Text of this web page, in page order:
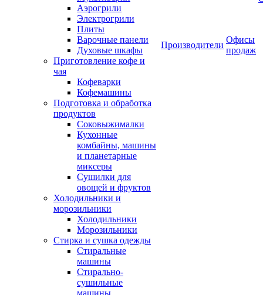
Аэрогрили
Электрогрили
Плиты
Варочные панели
Духовые шкафы
Приготовление кофе и
чая
Кофеварки
Кофемашины
Подготовка и обработка
продуктов
Соковыжималки
Кухонные
комбайны, машины
и планетарные
миксеры
Сушилки для
овощей и фруктов
Холодильники и
морозильники
Холодильники
Морозильники
Стирка и сушка одежды
Стиральные
машины
Стирально-
сушильные
машины
Производители
Офисы
продаж